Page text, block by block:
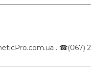
. ☎(067)